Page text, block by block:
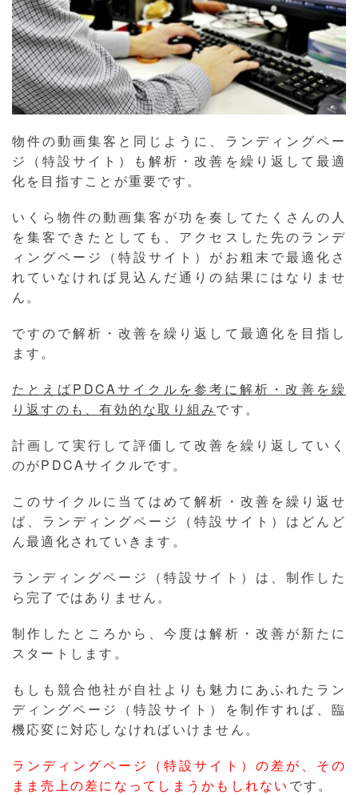
物件の動画集客と同じように、ランディングペー
ジ（特設サイト）も解析・改善を繰り返して最適
化を目指すことが重要です。
いくら物件の動画集客が功を奏してたくさんの人
を集客できたとしても、アクセスした先のランデ
ィングページ（特設サイト）がお粗末で最適化さ
れていなければ見込んだ通りの結果にはなりませ
ん。
ですので解析・改善を繰り返して最適化を目指し
ます。
たとえばPDCAサイクルを参考に解析・改善を繰
り返すのも、有効的な取り組みです。
計画して実行して評価して改善を繰り返していく
のがPDCAサイクルです。
このサイクルに当てはめて解析・改善を繰り返せ
ば、ランディングページ（特設サイト）はどんど
ん最適化されていきます。
ランディングページ（特設サイト）は、制作した
ら完了ではありません。
制作したところから、今度は解析・改善が新たに
スタートします。
もしも競合他社が自社よりも魅力にあふれたラン
ディングページ（特設サイト）を制作すれば、臨
機応変に対応しなければいけません。
ランディングページ（特設サイト）の差が、その
まま売上の差になってしまうかもしれない です。